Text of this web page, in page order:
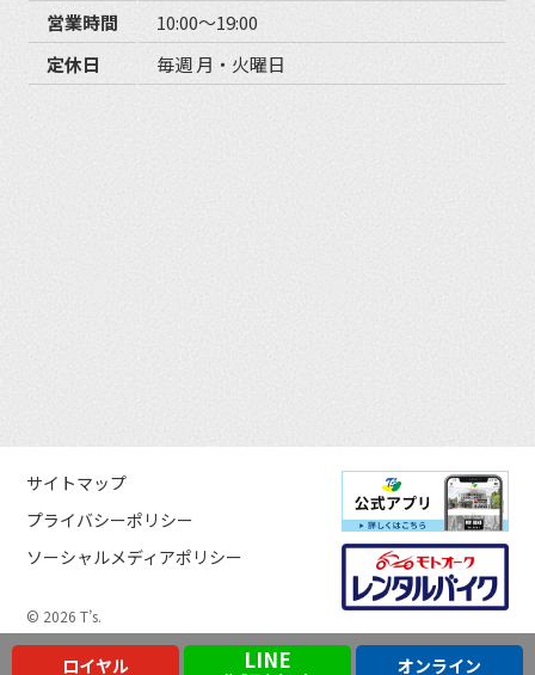
営業時間
10:00〜19:00
定休日
毎週 月・火曜日
サイトマップ
プライバシーポリシー
ソーシャルメディアポリシー
© 2026 T’s.
ロイヤル
LINE
オンライン